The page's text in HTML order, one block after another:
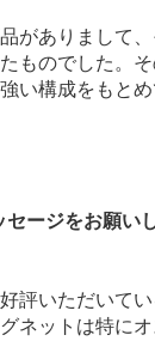
がありまして
ものでした。
い構成をもと
ージをお願い
評いただいて
ネットは特に